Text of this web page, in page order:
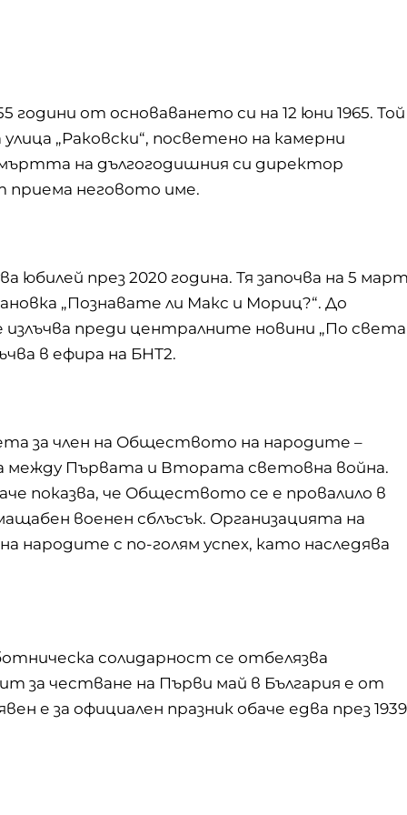
години от основаването си на 12 юни 1965. Той
„Раковски“, посветено на камерни
на дългогодишния си директор
приема неговото име.
юбилей през 2020 година. Тя започва на 5
„Познавате ли Макс и Мориц?“. До
излъчва преди централните новини „По света
в ефира на БНТ2.
за член на Обществото на народите –
между Първата и Втората световна война.
показва, че Обществото се е провалило в
военен сблъсък. Организацията на
с по-голям успех, като наследява
солидарност се отбелязва
за честване на Първи май в България е от
е за официален празник обаче едва през 1939